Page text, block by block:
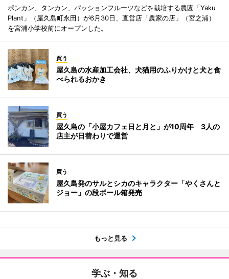
ポンカン、タンカン、パッションフルーツなどを栽培する農園「Yaku
Plant」（屋久島町永田）が6月30日、直営店「農家の店」（宮之浦）
を宮浦小学校前にオープンした。
買う
屋久島の水産加工会社、犬猫用のふりかけと犬と食
べられるおかき
買う
屋久島の「小屋カフェ日と月と」が10周年 3人の
店主が日替わりで運営
買う
屋久島発のサルとシカのキャラクター「やくさんと
ジョー」の段ボール箱発売
もっと見る
学ぶ・知る